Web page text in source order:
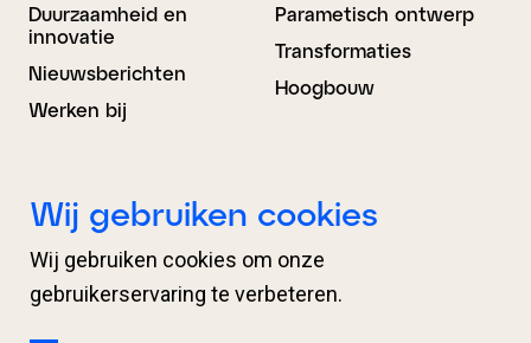
Wij gebruiken cookies
Wij gebruiken cookies om onze
gebruikerservaring te verbeteren.
Duurzaamheid en
innovatie
Nieuwsberichten
Werken bij
Parametisch ontwerp
Transformaties
Hoogbouw
Ontwerp
Engineering
Proces­begeleiding
Expertises
Projectondersteuning
Organisatieondersteuni
ng